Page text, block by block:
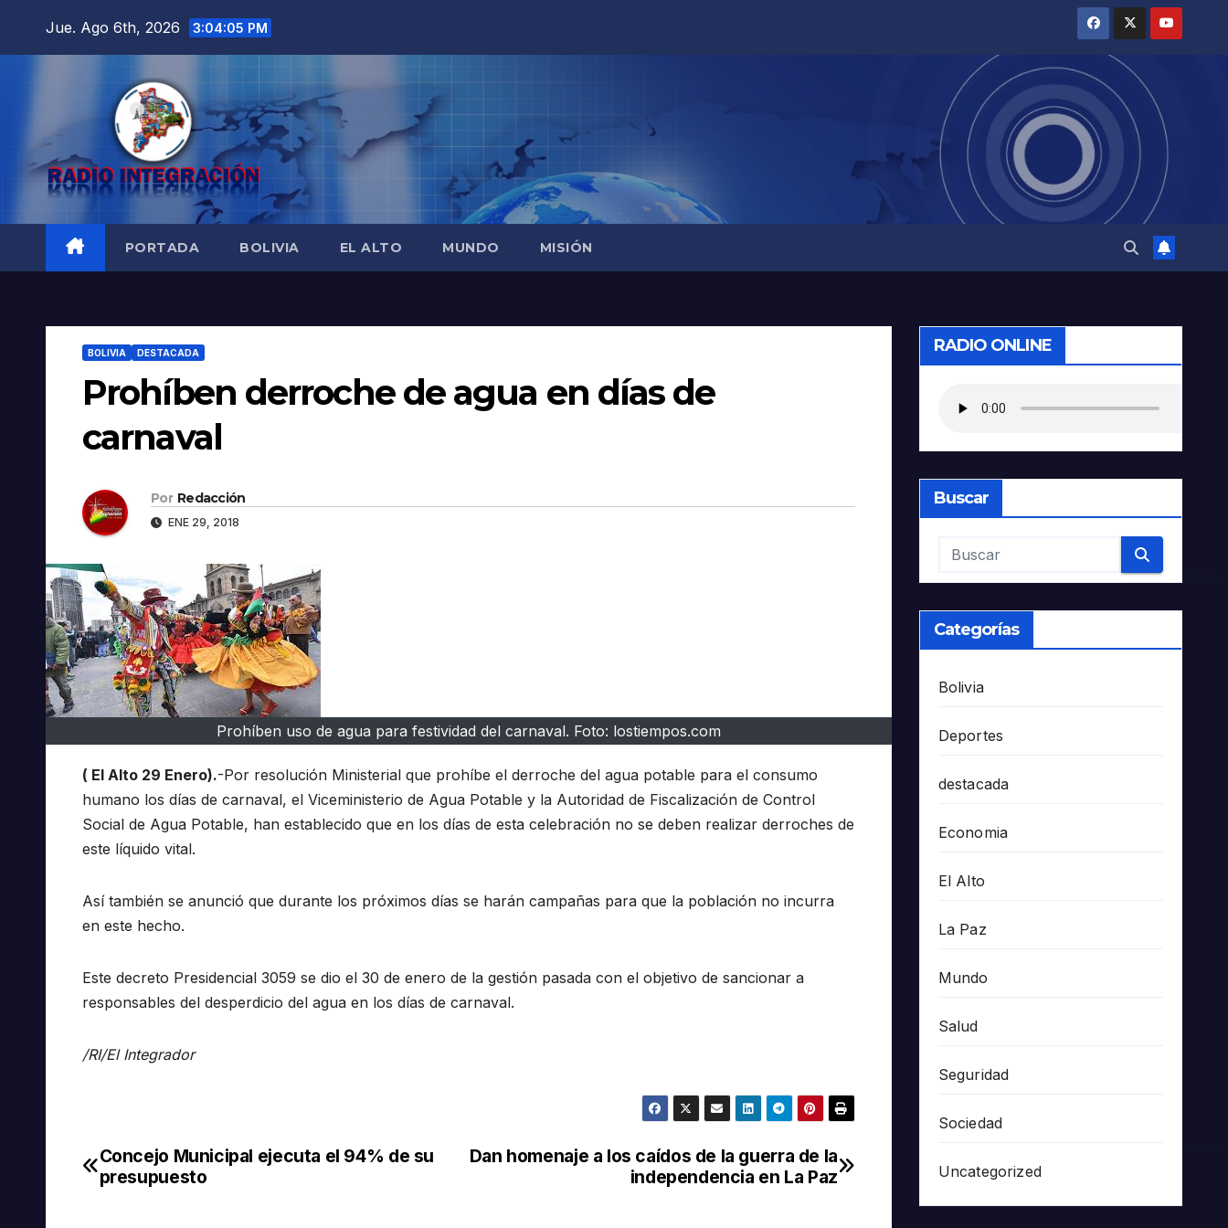
Jue. Ago 6th, 2026 3:04:06 PM
PORTADA BOLIVIA EL ALTO MUNDO MISIÓN
BOLIVIA DESTACADA
Prohíben derroche de agua en días de
carnaval
Por Redacción
ENE 29, 2018
Prohíben uso de agua para festividad del carnaval. Foto: lostiempos.com
( El Alto 29 Enero).-Por resolución Ministerial que prohíbe el derroche del agua potable para el consumo
humano los días de carnaval, el Viceministerio de Agua Potable y la Autoridad de Fiscalización de Control
Social de Agua Potable, han establecido que en los días de esta celebración no se deben realizar derroches de
este líquido vital.
Así también se anunció que durante los próximos días se harán campañas para que la población no incurra
en este hecho.
Este decreto Presidencial 3059 se dio el 30 de enero de la gestión pasada con el objetivo de sancionar a
responsables del desperdicio del agua en los días de carnaval.
/RI/El Integrador
Navegación
Dan homenaje a los caídos de la guerra de la
independencia en La Paz
Concejo Municipal ejecuta el 94% de su
presupuesto
RADIO ONLINE
Buscar
Categorías
Bolivia
Deportes
destacada
Economia
El Alto
La Paz
Mundo
Salud
Seguridad
Sociedad
Uncategorized